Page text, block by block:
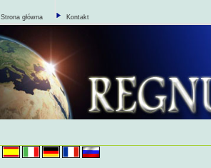
Strona główna Kontakt